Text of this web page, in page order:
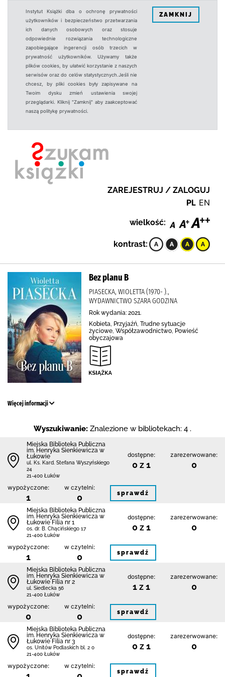
Instytut Książki dba o ochronę prywatności
użytkowników i bezpieczeństwo przetwarzania
ich danych osobowych oraz stosuje
odpowiednie rozwiązania technologiczne
zapobiegające ingerencji osób trzecich w
prywatność użytkowników. Używamy także
plików cookies, by ułatwić korzystanie z naszych
serwisów oraz do celów statystycznych.Jeśli nie
chcesz, by pliki cookies były zapisywane na
Twoim dysku zmień ustawienia swojej
przeglądarki. Kliknij "Zamknij" aby zaakceptować
naszą politykę prywatności.
ZAMKNIJ
ZAREJESTRUJ / ZALOGUJ
PL EN
wielkość:
kontrast:
Bez planu B
PIASECKA, WIOLETTA (1970- ).,
WYDAWNICTWO SZARA GODZINA
Rok wydania: 2021.
Kobieta, Przyjaźń, Trudne sytuacje
życiowe, Współzawodnictwo, Powieść
obyczajowa
Więcej informacji
Wyszukiwanie: Znalezione w bibliotekach: 4 .
Miejska Biblioteka Publiczna
im. Henryka Sienkiewicza w
Łukowie
ul. Ks. Kard. Stefana Wyszyńskiego
24
21-400 Łuków
dostępne:
0 z 1
zarezerwowane:
0
wypożyczone:
1
w czytelni:
0 sprawdź
Miejska Biblioteka Publiczna
im. Henryka Sienkiewicza w
Łukowie Filia nr 1
os. dr. B. Chącińskiego 17
21-400 Łuków
dostępne:
0 z 1
zarezerwowane:
0
wypożyczone:
1
w czytelni:
0 sprawdź
Miejska Biblioteka Publiczna
im. Henryka Sienkiewicza w
Łukowie Filia nr 2
ul. Siedlecka 56
21-400 Łuków
dostępne:
1 z 1
zarezerwowane:
0
wypożyczone:
0
w czytelni:
0 sprawdź
Miejska Biblioteka Publiczna
im. Henryka Sienkiewicza w
Łukowie Filia nr 3
os. Unitów Podlaskich bl. 2 0
21-400 Łuków
dostępne:
0 z 1
zarezerwowane:
0
wypożyczone: w czytelni:
sprawdź